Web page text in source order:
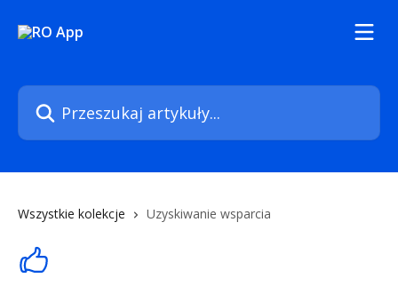
Przeszukaj artykuły...
Wszystkie kolekcje Uzyskiwanie wsparcia